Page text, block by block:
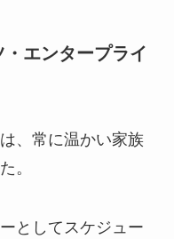
エンタープライ
、常に温かい家族
。
としてスケジュー